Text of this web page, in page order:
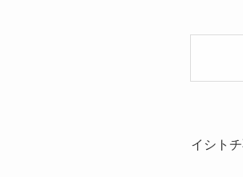
イシト